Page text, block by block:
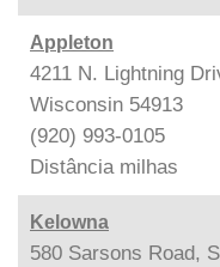
Appleton
4211 N. Lightning
Wisconsin 54913
(920) 993-0105
Distância milhas
Kelowna
580 Sarsons Road,